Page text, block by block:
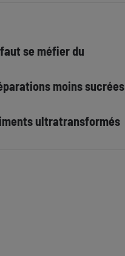
se méfier du
moins sucrées
ultratransformés